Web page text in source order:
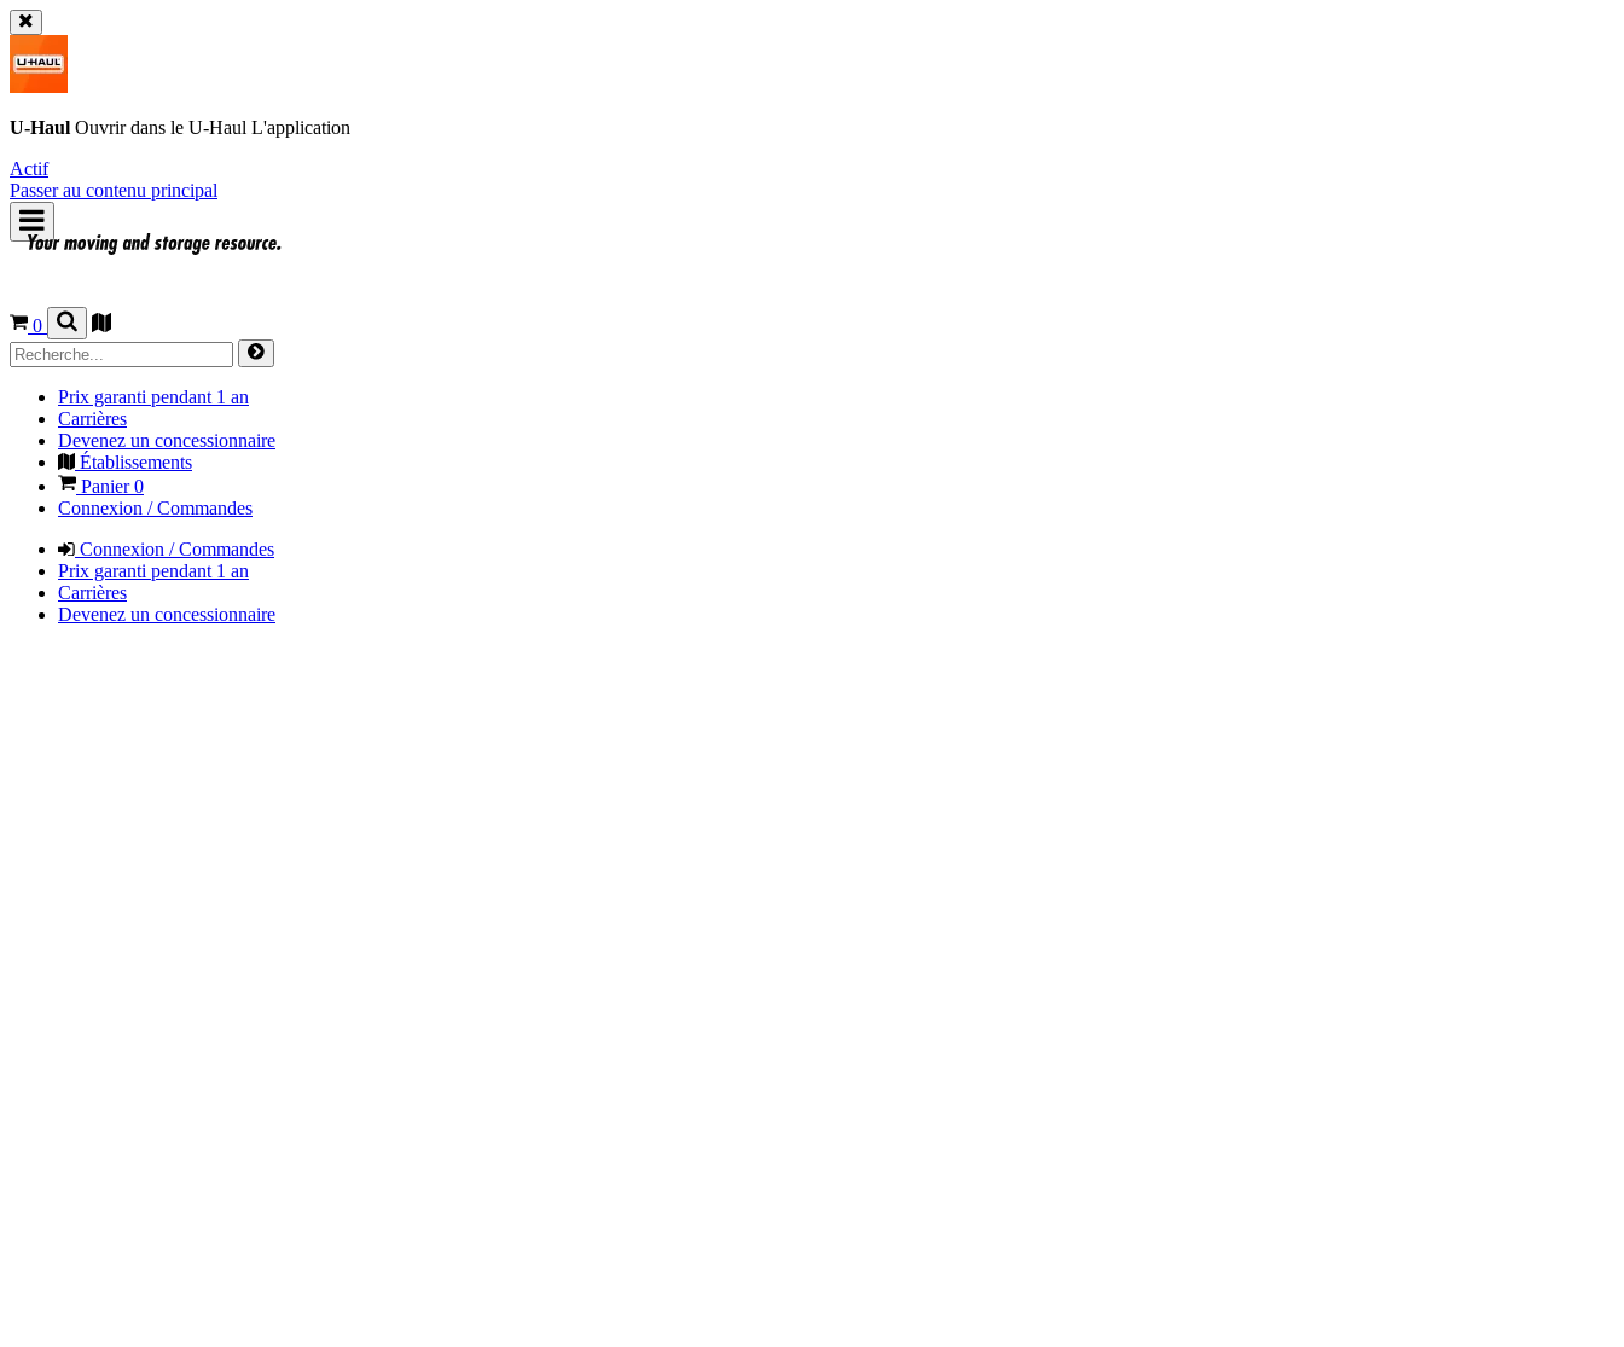
U-Haul Ouvrir dans le U-Haul L'application
Actif
Passer au contenu principal
0
Prix garanti pendant 1 an
Carrières
Devenez un concessionnaire
Établissements
Panier0
Connexion / Commandes
Connexion / Commandes
Prix garanti pendant 1 an
Carrières
Devenez un concessionnaire